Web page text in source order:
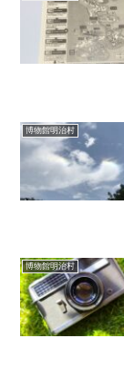
博物館明治村
博物館明治村